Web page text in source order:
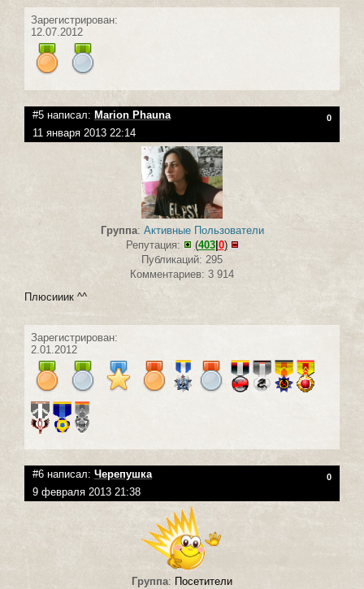
Зарегистрирован:
12.07.2012
#5 написал: Marion Phauna 0
11 января 2013 22:14
Группа: Активные Пользователи
Репутация:
(403| 0)
Публикаций: 295
Комментариев: 3 914
Плюсииик ^^
Зарегистрирован:
2.01.2012
#6 написал: Черепушка 0
9 февраля 2013 21:38
Группа: Посетители